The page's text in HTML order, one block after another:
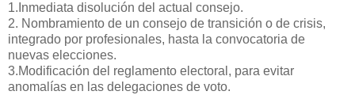
1.Inmediata disolución del actual consejo.
2. Nombramiento de un consejo de transición o de crisis,
integrado por profesionales, hasta la convocatoria de
nuevas elecciones.
3.Modificación del reglamento electoral, para evitar
anomalías en las delegaciones de voto.